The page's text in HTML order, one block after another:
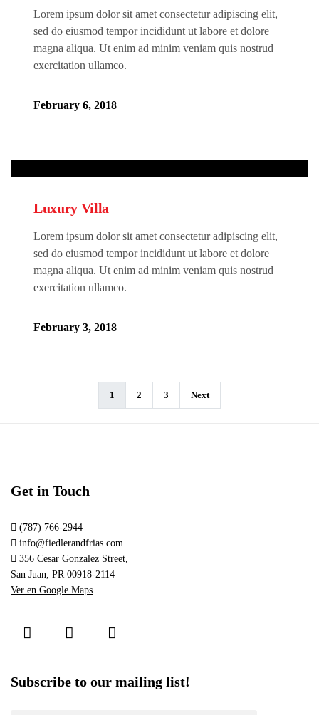
Lorem ipsum dolor sit amet consectetur adipiscing elit,
sed do eiusmod tempor incididunt ut labore et dolore
magna aliqua. Ut enim ad minim veniam quis nostrud
exercitation ullamco.
February 6, 2018
Luxury Villa
Lorem ipsum dolor sit amet consectetur adipiscing elit,
sed do eiusmod tempor incididunt ut labore et dolore
magna aliqua. Ut enim ad minim veniam quis nostrud
exercitation ullamco.
February 3, 2018
1 2 3 Next
Get in Touch
(787) 766-2944
info@fiedlerandfrias.com
356 Cesar Gonzalez Street,
San Juan, PR 00918-2114
Ver en Google Maps
Subscribe to our mailing list!